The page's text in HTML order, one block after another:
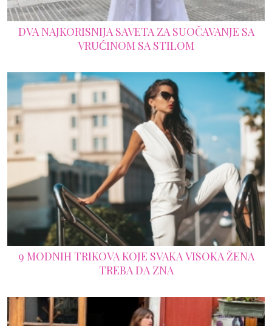
DVA NAJKORISNIJA SAVETA ZA SUOČAVANJE SA
VRUĆINOM SA STILOM
9 MODNIH TRIKOVA KOJE SVAKA VISOKA ŽENA
TREBA DA ZNA